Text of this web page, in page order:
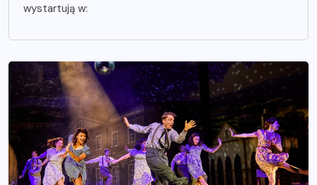
wystartują w: